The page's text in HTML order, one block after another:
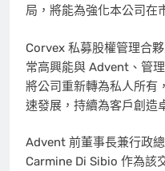
局，將能為強化本公司在
Corvex 私募股權管理合
常高興能與 Advent、管
將公司重新轉為私人所有
速發展，持續為客戶創造
Advent 前董事長兼行政
Carmine Di Sibio 作為該